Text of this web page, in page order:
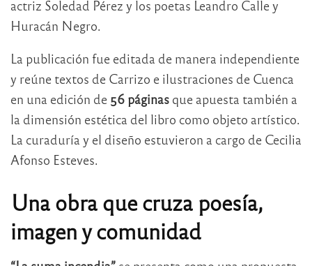
actriz Soledad Pérez y los poetas Leandro Calley
Huracán Negro.
La publicación fue editada de manera independiente
y reúne textos de Carrizo e ilustraciones de Cuenca
en una edición de 56 páginas que apuesta también a
la dimensión estética del libro como objeto artístico.
La curaduría y el diseño estuvieron a cargo de Cecilia
Afonso Esteves.
Una obra que cruza poesía,
imagen y comunidad